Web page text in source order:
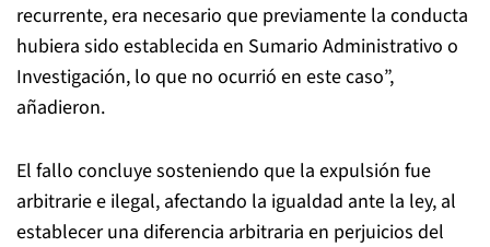
recurrente, era necesario que previamente la conducta
hubiera sido establecida en Sumario Administrativo o
Investigación, lo que no ocurrió en este caso”,
añadieron.
El fallo concluye sosteniendo que la expulsión fue
arbitrarie e ilegal, afectando la igualdad ante la ley, al
establecer una diferencia arbitraria en perjuicios del